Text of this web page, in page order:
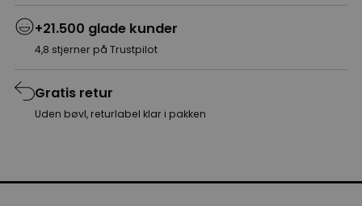
+21.500 glade kunder
4,8 stjerner på Trustpilot
Gratis retur
Uden bøvl, returlabel klar i pakken